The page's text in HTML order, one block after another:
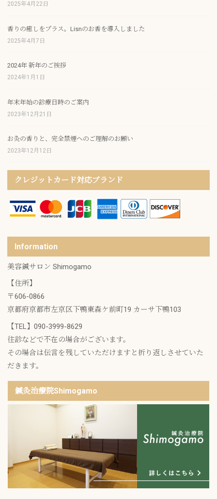
2025年4月22日
香りの癒しをプラス。Lisnのお香を導入しました
2025年4月7日
2024年 新年のご挨拶
2024年1月1日
年末年始の診療日時のご案内
2023年12月21日
お灸の香りと、完全禁煙へのご理解のお願い
2023年12月12日
クレジットカード対応ブランド
Information
美容鍼サロン Shimogamo
【住所】
〒606-0866
京都府京都市左京区下鴨東森ケ前町19 カーサ下鴨103
【TEL】 090-3999-8629
往診などで不在の場合がございます。
その場合は伝言を残していただけますと折り返しさせていた
だきます。
鍼灸治療院Shimogamo